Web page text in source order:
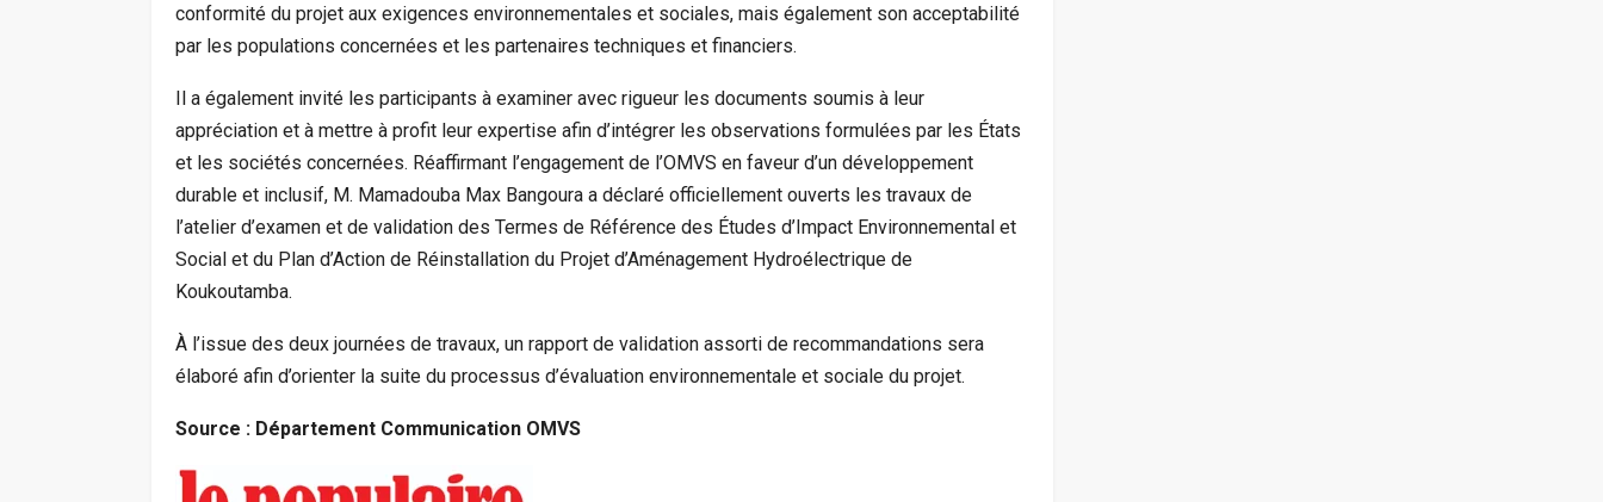
conformité du projet aux exigences environnementales et sociales, mais également son acceptabilité
par les populations concernées et les partenaires techniques et financiers.
Il a également invité les participants à examiner avec rigueur les documents soumis à leur
appréciation et à mettre à profit leur expertise afin d’intégrer les observations formulées par les États
et les sociétés concernées. Réaffirmant l’engagement de l’OMVS en faveur d’un développement
durable et inclusif, M. Mamadouba Max Bangoura a déclaré officiellement ouverts les travaux de
l’atelier d’examen et de validation des Termes de Référence des Études d’Impact Environnemental et
Social et du Plan d’Action de Réinstallation du Projet d’Aménagement Hydroélectrique de
Koukoutamba.
À l’issue des deux journées de travaux, un rapport de validation assorti de recommandations sera
élaboré afin d’orienter la suite du processus d’évaluation environnementale et sociale du projet.
Source : Département Communication OMVS